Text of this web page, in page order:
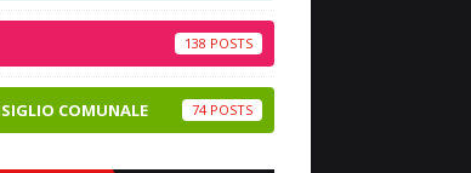
138
COMUNALE 74